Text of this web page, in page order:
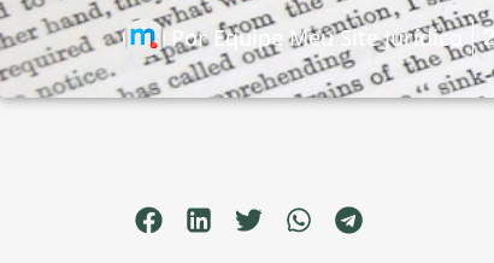
PorEquipe Meu Site Jurídico